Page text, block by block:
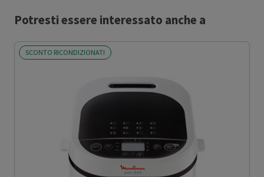
Potresti essere interessato anche a
SCONTO RICONDIZIONATI